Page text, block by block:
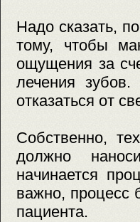
Надо сказать,
тому, чтобы
ощущения за
лечения зубов.
отказаться от
Собственно,
должно
начинается
важно, процесс
пациента.